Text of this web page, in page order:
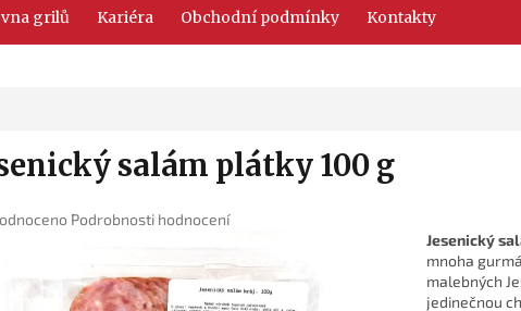
grilů Kariéra Obchodní podmínky Kontakty
salám plátky 100 g
Podrobnosti hodnocení
Jesenický
mnoha
malebných
jedinečnou